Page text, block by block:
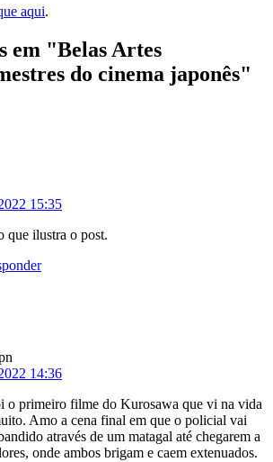
aqui.
em "Belas Artes
do cinema japonês"
15:35
que ilustra o post.
14:36
o primeiro filme do Kurosawa que vi na vida
Amo a cena final em que o policial vai
através de um matagal até chegarem a
onde ambos brigam e caem extenuados.